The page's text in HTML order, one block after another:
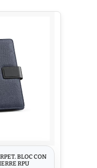
BLOC CON
RPU